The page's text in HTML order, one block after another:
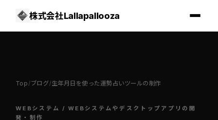
株式会社Lallapallooza
Top /ブログ/生年月日を使った運勢占いツールの制作
WEBシステム /WEBシステムやデスクトップアプリの開
発・制作